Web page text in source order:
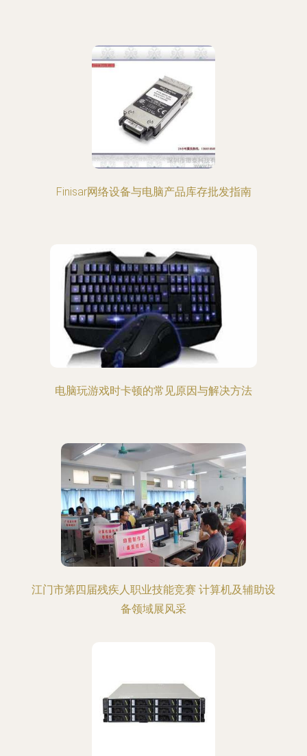
Finisar网络设备与电脑产品库存批发指南
电脑玩游戏时卡顿的常见原因与解决方法
江门市第四届残疾人职业技能竞赛 计算机及辅助设
备领域展风采